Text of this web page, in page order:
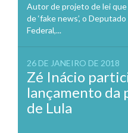
Autor de projeto de lei
de ‘fake news’, o
Federal,...
26 DE JANEIRO DE 2018
Zé Inácio
lançamento da
de Lula